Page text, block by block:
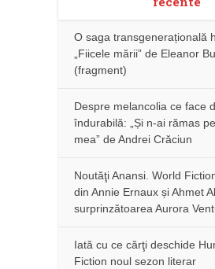
O saga transgenerațională
„Fiicele mării” de Eleanor
(fragment)
Despre melancolia ce face
îndurabilă: „Și n-ai rămas
mea” de Andrei Crăciun
Noutăţi Anansi. World
din Annie Ernaux și Ahmet
surprinzătoarea Aurora
Iată cu ce cărţi deschide
Fiction noul sezon literar